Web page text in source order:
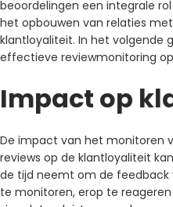
beoordelingen een integrale
het opbouwen van relaties
klantloyaliteit. In het volgende
effectieve reviewmonitoring
Impact op
De impact van het monitoren
reviews op de klantloyaliteit
de tijd neemt om de feedback
te monitoren, erop te